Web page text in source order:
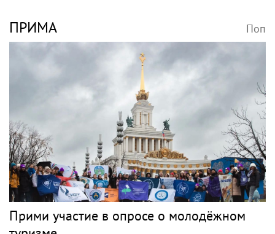
«Скучаю!»: Анна Нетребко трогательно
отреагировала на отъезд 17-летнего сына
в Данию
Музыка
НЕСЧАСТНЫЙ СЛУЧАЙ Поп